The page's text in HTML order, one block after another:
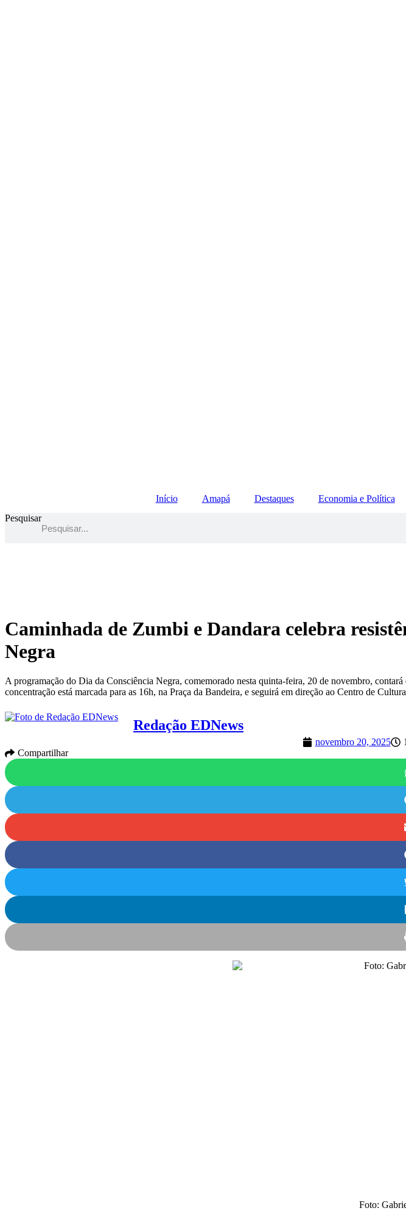
Início Amapá Destaques Economia e Política
Pesquisar
Caminhada de Zumbi e Dandara celebra
Negra
A programação do Dia da Consciência Negra, comemorado nesta quinta-feira, 20 de novembro,
concentração está marcada para as 16h, na Praça da Bandeira, e seguirá em direção ao Centro de
Redação EDNews
novembro 20, 2025
Compartilhar
Foto: